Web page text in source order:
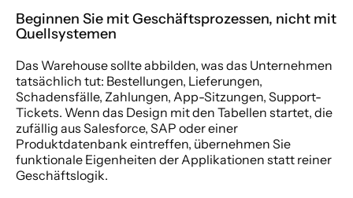
Beginnen Sie mit Geschäftsprozessen, nicht mit
Quellsystemen
Das Warehouse sollte abbilden, was das Unternehmen
tatsächlich tut: Bestellungen, Lieferungen,
Schadensfälle, Zahlungen, App-Sitzungen, Support-
Tickets. Wenn das Design mit den Tabellen startet, die
zufällig aus Salesforce, SAP oder einer
Produktdatenbank eintreffen, übernehmen Sie
funktionale Eigenheiten der Applikationen statt reiner
Geschäftslogik.